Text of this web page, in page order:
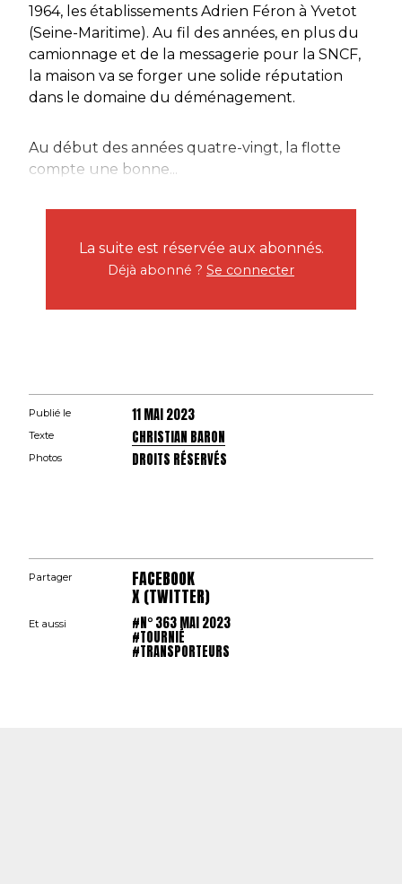
1964, les établissements Adrien Féron à Yvetot
(Seine-Maritime). Au fil des années, en plus du
camionnage et de la messagerie pour la SNCF,
la maison va se forger une solide réputation
dans le domaine du déménagement.
Au début des années quatre-vingt, la flotte
compte une bonne...
La suite est réservée aux abonnés.
Déjà abonné ? Se connecter
Publié le 11 MAI 2023
Texte CHRISTIAN BARON
Photos DROITS RÉSERVÉS
Partager FACEBOOK
X (TWITTER)
Et aussi #N° 363 MAI 2023
#TOURNIÉ
#TRANSPORTEURS